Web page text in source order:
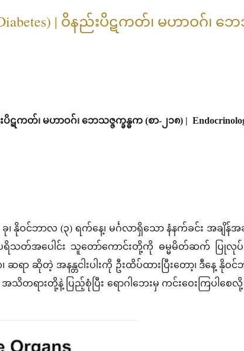
(Diabetes) | ဝိနည်းပိဋကတ်၊ မဟာဝဂ်၊ ဘ
းပိဋကတ်၊ မဟာဝဂ်၊ ဘေသဇ္ဇက္ခန္ဓက (စာ-၂၁၈) |
၊ နိုဝင်ဘာလ (၃) ရက်နေ့၊ မင်္ဂလာရှိသော နံနက်ခင်း အချိန်
ာ ပရိသတ်အပေါင်း သူတော်ကောင်းတို့ကို ဓမ္မမိတ်ဆက် ပြုလု
ရာ ဆိုတဲ့ အနန္တငါးပါးကို ဦးထိပ်ထားပြီးတော့၊ ဒီနေ့ နိုဝ
တရားတို့နဲ့ ပြည့်စုံပြီး ရောဂါဘေးမှ ကင်းဝေးကြပါစေလို့ ဦ